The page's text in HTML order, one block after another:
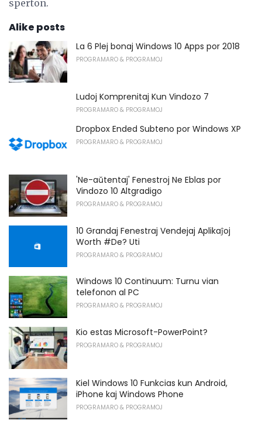
sperton.
Alike posts
La 6 Plej bonaj Windows 10 Apps por 2018
PROGRAMARO & PROGRAMOJ
Ludoj Komprenitaj Kun Vindozo 7
PROGRAMARO & PROGRAMOJ
Dropbox Ended Subteno por Windows XP
PROGRAMARO & PROGRAMOJ
'Ne-aŭtentaj' Fenestroj Ne Eblas por
Vindozo 10 Altgradigo
PROGRAMARO & PROGRAMOJ
10 Grandaj Fenestraj Vendejaj Aplikaĵoj
Worth #De? Uti
PROGRAMARO & PROGRAMOJ
Windows 10 Continuum: Turnu vian
telefonon al PC
PROGRAMARO & PROGRAMOJ
Kio estas Microsoft-PowerPoint?
PROGRAMARO & PROGRAMOJ
Kiel Windows 10 Funkcias kun Android,
iPhone kaj Windows Phone
PROGRAMARO & PROGRAMOJ